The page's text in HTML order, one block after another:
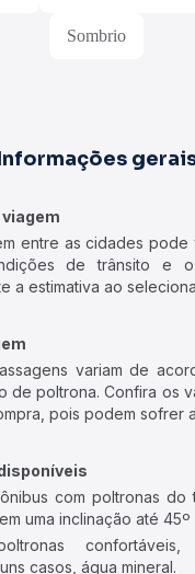
Sombrio
entre as cidades pode
de trânsito e
a estimativa ao
variam de
de poltrona. Confira os
pois podem sofrer
ônibus com poltronas do
uma inclinação até
confortáveis,
casos, água mineral.